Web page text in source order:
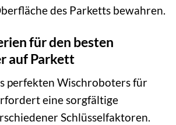
des Parketts bewahren.
für den besten
auf Parkett
perfekten Wischroboters für
eine sorgfältige
Schlüsselfaktoren.